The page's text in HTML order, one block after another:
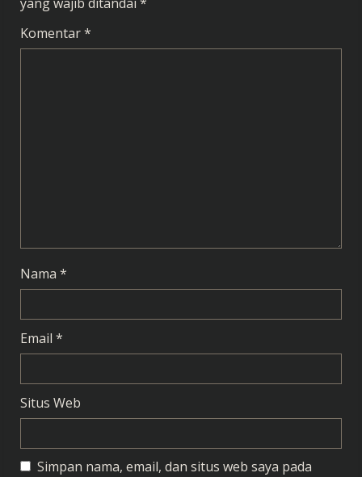
R
e
Komentar*
Nama *
Email *
Situs Web
Simpan nama, email, dan situs web saya pada